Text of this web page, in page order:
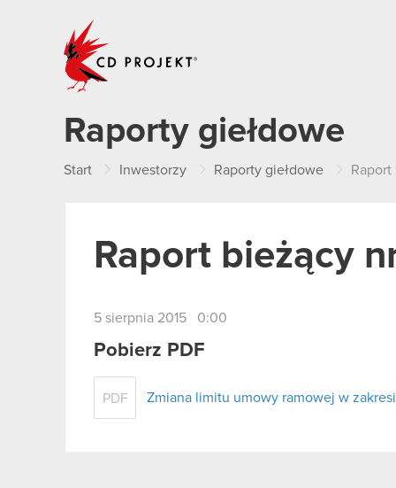
Raporty giełdowe
Start Inwestorzy Raporty giełdowe Raport
Raport bieżący
5 sierpnia 2015 0:00
Pobierz PDF
PDF Zmiana limitu umowy ramowej w